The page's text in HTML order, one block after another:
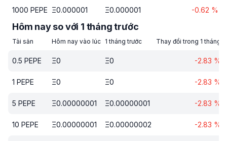
1000 PEPE Ξ0.000001 Ξ0.000001 -0.62 %
Hôm nay so với 1 tháng trước
Tài sản Hôm nay vào lúc 1 tháng trước Thay đổi trong 1 tháng
0.5 PEPE Ξ0 Ξ0 -2.83 %
1 PEPE Ξ0 Ξ0 -2.83 %
5 PEPE Ξ0.00000001 Ξ0.00000001 -2.83 %
10 PEPE Ξ0.00000001 Ξ0.00000002 -2.83 %